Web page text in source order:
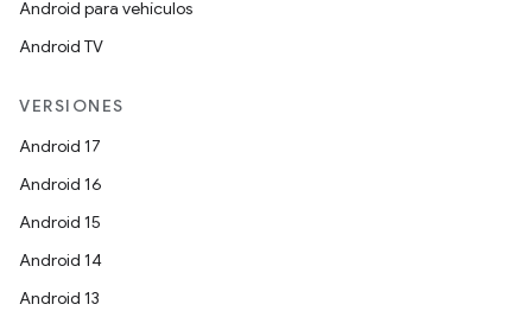
Android para vehículos
Android TV
VERSIONES
Android 17
Android 16
Android 15
Android 14
Android 13